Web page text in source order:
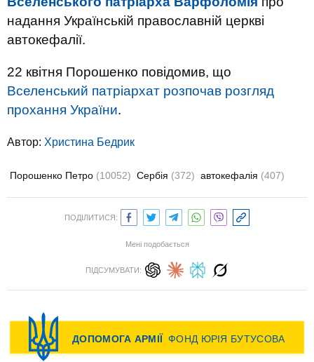
надання Українській православній церкві
автокефалії.
22 квітня Порошенко повідомив, що
Вселенський патріархат розпочав розгляд
прохання України.
Автор: Христина Бедрик
Порошенко Петро (10052) Сербія (372) автокефалія (407)
ПОДІЛИТИСЯ:
Мені подобається
ПІДСУМУВАТИ: